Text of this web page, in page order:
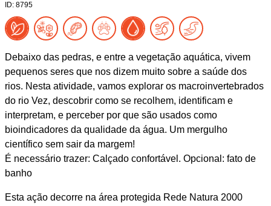
ID: 8795
Debaixo das pedras, e entre a vegetação aquática, vivem
pequenos seres que nos dizem muito sobre a saúde dos
rios. Nesta atividade, vamos explorar os macroinvertebrados
do rio Vez, descobrir como se recolhem, identificam e
interpretam, e perceber por que são usados como
bioindicadores da qualidade da água. Um mergulho
científico sem sair da margem!
É necessário trazer: Calçado confortável. Opcional: fato de
banho
Esta ação decorre na área protegida Rede Natura 2000